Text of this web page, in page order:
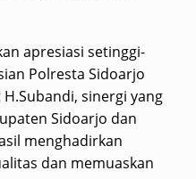
apresiasi setinggi-
Polresta Sidoarjo
sinergi yang
Sidoarjo dan
menghadirkan
dan memuaskan